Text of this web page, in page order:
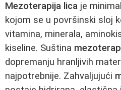
Mezoterapija lica je
kojom se u površinski sloj
vitamina, minerala,
kiseline. Suština
dopremanju hranljivih
najpotrebnije. Zahvaljujući